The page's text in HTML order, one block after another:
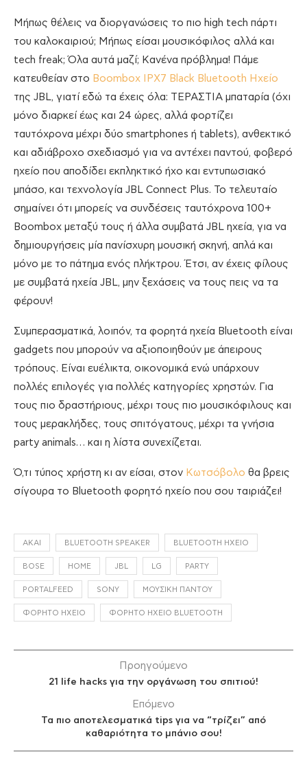
Μήπως θέλεις να διοργανώσεις το πιο high tech πάρτι
του καλοκαιριού; Μήπως είσαι μουσικόφιλος αλλά και
tech freak; Όλα αυτά μαζί; Κανένα πρόβλημα! Πάμε
κατευθείαν στο Boombox IPX7 Black Bluetooth Ηχείο
της JBL, γιατί εδώ τα έχεις όλα: ΤΕΡΑΣΤΙΑ μπαταρία (όχι
μόνο διαρκεί έως και 24 ώρες, αλλά φορτίζει
ταυτόχρονα μέχρι δύο smartphones ή tablets), ανθεκτικό
και αδιάβροχο σχεδιασμό για να αντέχει παντού, φοβερό
ηχείο που αποδίδει εκπληκτικό ήχο και εντυπωσιακό
μπάσο, και τεχνολογία JBL Connect Plus. Το τελευταίο
σημαίνει ότι μπορείς να συνδέσεις ταυτόχρονα 100+
Boombox μεταξύ τους ή άλλα συμβατά JBL ηχεία, για να
δημιουργήσεις μία πανίσχυρη μουσική σκηνή, απλά και
μόνο με το πάτημα ενός πλήκτρου. Έτσι, αν έχεις φίλους
με συμβατά ηχεία JBL, μην ξεχάσεις να τους πεις να τα
φέρουν!
Συμπερασματικά, λοιπόν, τα φορητά ηχεία Bluetooth είναι
gadgets που μπορούν να αξιοποιηθούν με άπειρους
τρόπους. Είναι ευέλικτα, οικονομικά ενώ υπάρχουν
πολλές επιλογές για πολλές κατηγορίες χρηστών. Για
τους πιο δραστήριους, μέχρι τους πιο μουσικόφιλους και
τους μερακλήδες, τους σπιτόγατους, μέχρι τα γνήσια
party animals… και η λίστα συνεχίζεται.
Ό,τι τύπος χρήστη κι αν είσαι, στον Κωτσόβολο θα βρεις
σίγουρα το Bluetooth φορητό ηχείο που σου ταιριάζει!
AKAI BLUETOOTH SPEAKER BLUETOOTH ΗΧΕΊΟ
BOSE HOME JBL LG PARTY
PORTALFEED SONY ΜΟΥΣΙΚΉ ΠΑΝΤΟΎ
ΦΟΡΗΤΌ ΗΧΕΊΟ ΦΟΡΗΤΌ ΗΧΕΊΟ BLUETOOTH
Προηγούμενο
21 life hacks για την οργάνωση του σπιτιού!
Επόμενο
Τα πιο αποτελεσματικά tips για να “τρίζει” από
καθαριότητα το μπάνιο σου!